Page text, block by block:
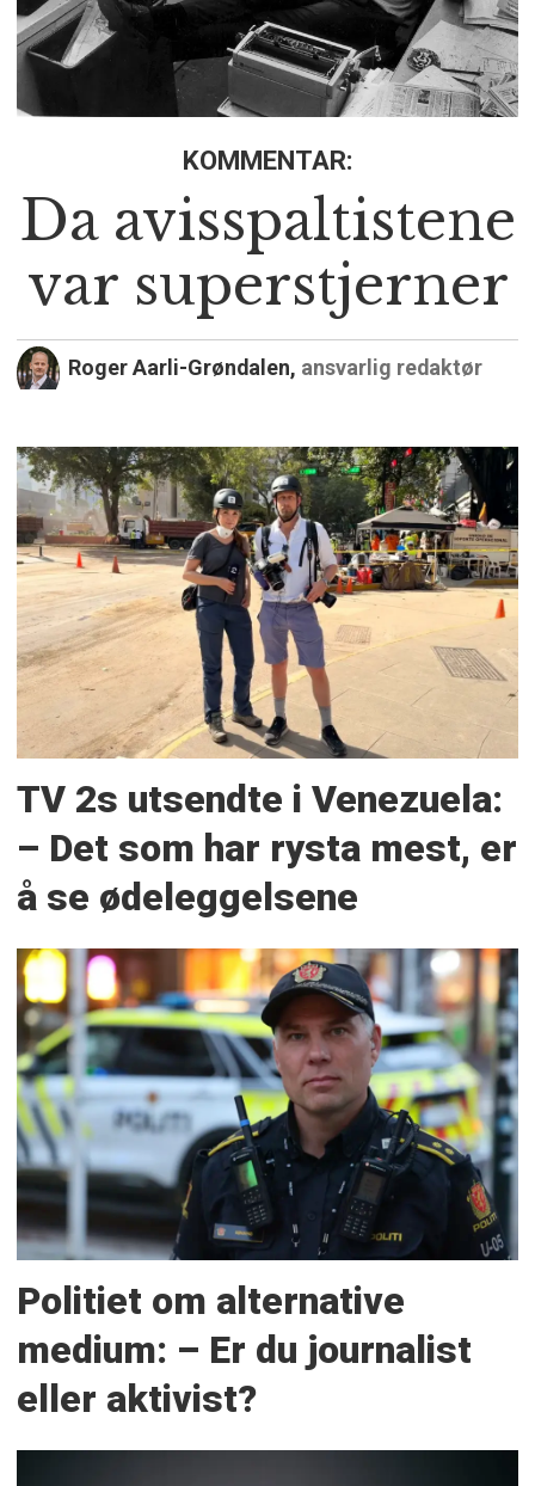
KOMMENTAR:
Da avisspaltistene
var superstjerner
Roger Aarli-Grøndalen, ansvarlig redaktør
TV 2s utsendte i Venezuela:
– Det som har rysta mest, er
å se ødeleggelsene
Politiet om alternative
medium: – Er du journalist
eller aktivist?